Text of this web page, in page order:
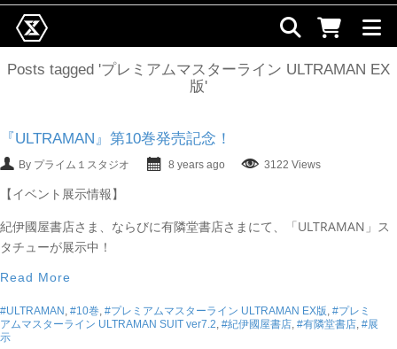
Posts tagged 'プレミアムマスターライン ULTRAMAN EX
版'
『ULTRAMAN』第10巻発売記念！
By プライム１スタジオ 8 years ago 3122 Views
【イベント展示情報】
紀伊國屋書店さま、ならびに有隣堂書店さまにて、
「ULTRAMAN」ス
タチューが展示中！
Read More
#ULTRAMAN #10巻 #プレミアムマスターライン ULTRAMAN EX版 #プレミ
アムマスターライン ULTRAMAN SUIT ver7.2 #紀伊國屋書店 #有隣堂書店 #展
示